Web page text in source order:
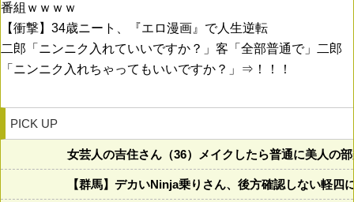
番組ｗｗｗｗ
【衝撃】34歳ニート、『エロ漫画』で人生逆転
二郎「ニンニク入れていいですか？」客「全部普通で」二郎
「ニンニク入れちゃってもいいですか？」⇒！！！
PICK UP
女芸人の吉住さん（36）メイクしたら普通に美人の
【群馬】デカいNinja乗りさん、後方確認しない軽四